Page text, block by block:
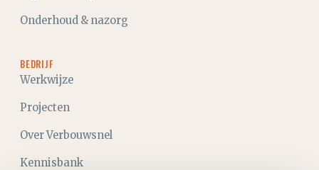
Onderhoud & nazorg
BEDRIJF
Werkwijze
Projecten
Over Verbouwsnel
Kennisbank